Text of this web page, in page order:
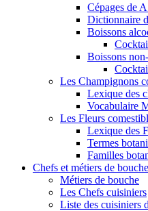
Cépages de
Dictionnaire
Boissons
Boissons
Les Champignons
Lexique des
Vocabulaire
Les Fleurs
Lexique des
Termes
Familles
Chefs et métiers de bouche
Métiers de bouche
Les Chefs cuisiniers
Liste des cuisiniers